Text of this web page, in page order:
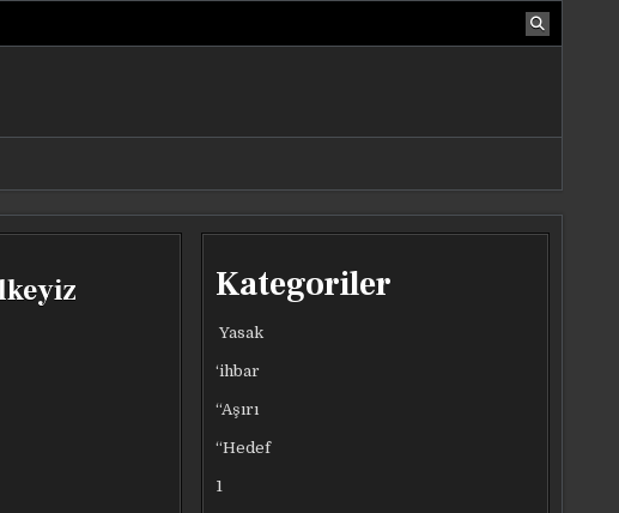
Kategoriler
Yasak
‘ihbar
“Aşırı
“Hedef
1